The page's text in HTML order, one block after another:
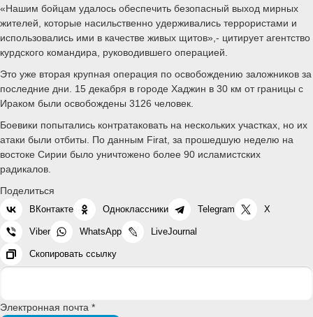
«Нашим бойцам удалось обеспечить безопасный выход мирных
жителей, которые насильственно удерживались террористами и
использовались ими в качестве живых щитов»,- цитирует агентство
курдского командира, руководившего операцией.
Это уже вторая крупная операция по освобождению заложников за
последние дни. 15 декабря в городе Хаджин в 30 км от границы с
Ираком были освобождены 3126 человек.
Боевики попытались контратаковать на нескольких участках, но их
атаки были отбиты. По данным Firat, за прошедшую неделю на
востоке Сирии было уничтожено более 90 исламистских
радикалов.
Поделиться
ВКонтакте Одноклассники Telegram X
Viber WhatsApp LiveJournal
Скопировать ссылку
Электронная почта *